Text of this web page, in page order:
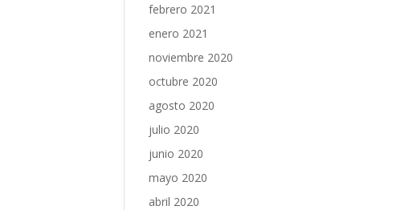
febrero 2021
enero 2021
noviembre 2020
octubre 2020
agosto 2020
julio 2020
junio 2020
mayo 2020
abril 2020